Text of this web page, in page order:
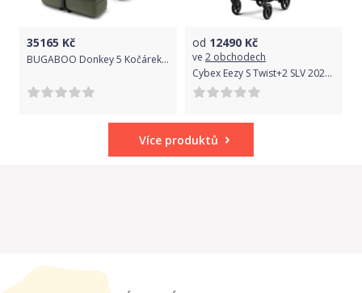
35165 Kč
BUGABOO Donkey 5 Kočárek kompletní Mono Black/Forest green-Forest green
od 12490 Kč
ve 2 obchodech
Cybex Eezy S Twist+2 SLV 2022 Nature Green green
Více produktů